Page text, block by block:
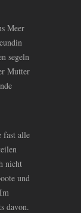
Meer
segeln
Mutter
fast alle
nicht
und
davon.